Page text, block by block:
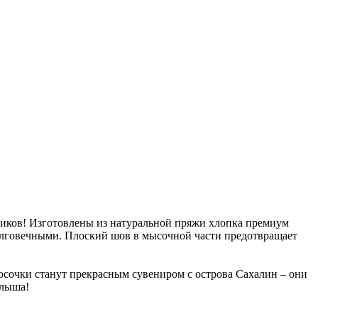
Изготовлены из натуральной пряжи хлопка премиум
Плоский шов в мысочной части предотвращает
станут прекрасным сувениром с острова Сахалин – они